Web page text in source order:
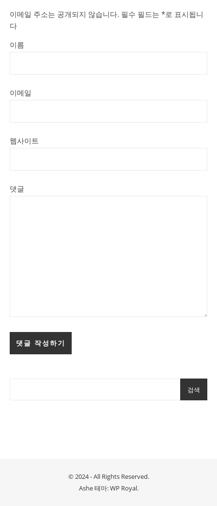
이메일 주소는 공개되지 않습니다. 필수 필드는 *로 표시됩니
다
이름
이메일
웹사이트
댓글
검색
© 2024 - All Rights Reserved.
Ashe 테마:WP Royal.